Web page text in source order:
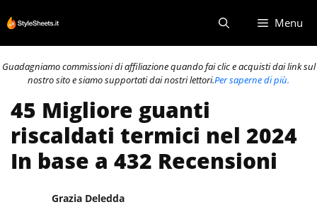
al
contenuto
Menu
Guadagniamo commissioni di affiliazione quando fai clic e acquisti dai link sul
nostro sito e siamo supportati dai nostri lettori.Per saperne di più.
45 Migliore guanti
riscaldati termici nel 2024
In base a 432 Recensioni
Grazia Deledda